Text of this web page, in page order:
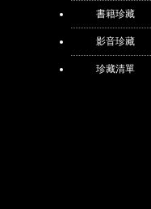
書籍珍藏
影音珍藏
珍藏清單